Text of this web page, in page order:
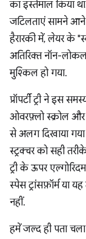
का इस्तेमाल किया
जटिलताएं सामने
हैरारकी में, लेयर के
अतिरिक्त नॉन-
मुश्किल हो गया.
प्रॉपर्टी ट्री ने इस
ओवरफ़्लो स्क्रोल
से अलग दिखाया
स्ट्रक्चर को सही
ट्री के ऊपर
स्पेस ट्रांसफ़ॉर्म या
नहीं.
हमें जल्द ही पता